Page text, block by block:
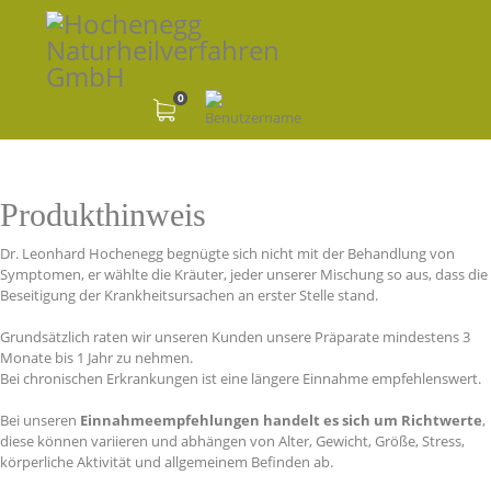
0
Produkthinweis
Dr. Leonhard Hochenegg begnügte sich nicht mit der Behandlung von
Symptomen, er wählte die Kräuter, jeder unserer Mischung so aus, dass die
Beseitigung der Krankheitsursachen an erster Stelle stand.
Grundsätzlich raten wir unseren Kunden unsere Präparate mindestens 3
Monate bis 1 Jahr zu nehmen.
Bei chronischen Erkrankungen ist eine längere Einnahme empfehlenswert.
Bei unseren Einnahmeempfehlungen handelt es sich um Richtwerte,
diese können variieren und abhängen von Alter, Gewicht, Größe, Stress,
körperliche Aktivität und allgemeinem Befinden ab.